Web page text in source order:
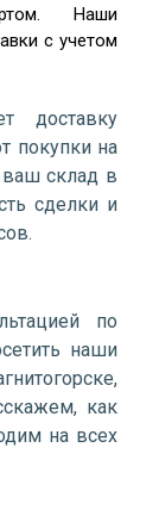
Наши
с учетом
доставку
покупки на
ваш склад в
сделки и
по
наши
как
на всех